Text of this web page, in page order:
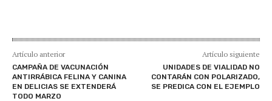
Artículo anterior
CAMPAÑA DE VACUNACIÓN
ANTIRRÁBICA FELINA Y CANINA
EN DELICIAS SE EXTENDERÁ
TODO MARZO
Artículo siguiente
UNIDADES DE VIALIDAD NO
CONTARÁN CON POLARIZADO,
SE PREDICA CON EL EJEMPLO